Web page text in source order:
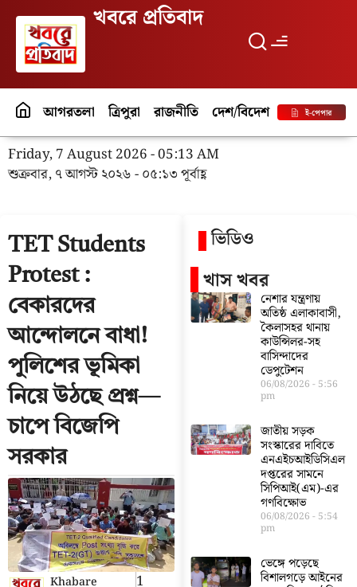
খবরে প্রতিবাদ
আগরতলা ত্রিপুরা রাজনীতি দেশ/বিদেশ পর্যটনই-পেপার
Friday, 7 August 2026 - 05:13 AM
শুক্রবার, ৭ আগস্ট ২০২৬ - ০৫:১৩ পূর্বাহ্ণ
TET Students
Protest :
বেকারদের
আন্দোলনে বাধা!
পুলিশের ভূমিকা
নিয়ে উঠছে প্রশ্ন—
চাপে বিজেপি
সরকার
Khabare
1
ভিডিও
খাস খবর
নেশার যন্ত্রণায়
অতিষ্ঠ এলাকাবাসী,
কৈলাসহর থানায়
কাউন্সিলর-সহ
বাসিন্দাদের
ডেপুটেশন
06/08/2026 5:56
pm
জাতীয় সড়ক
সংস্কারের দাবিতে
এনএইচআইডিসিএল
দপ্তরের সামনে
সিপিআই(এম)-এর
গণবিক্ষোভ
06/08/2026 5:54
pm
ভেঙ্গে পড়েছে
বিশালগড়ে আইনের